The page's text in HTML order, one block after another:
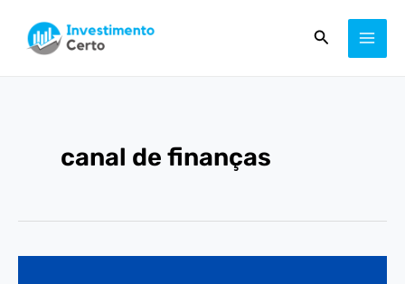
para
Pesquisar
canal de finanças